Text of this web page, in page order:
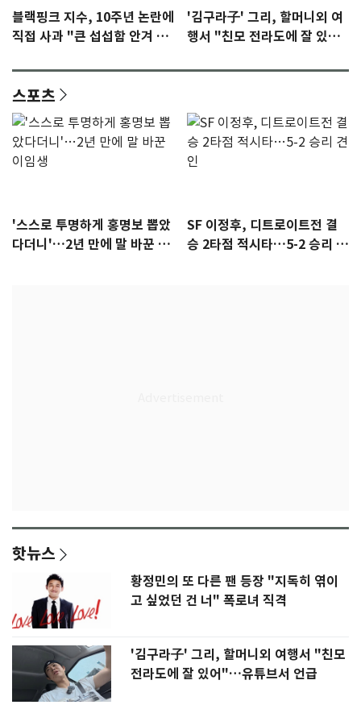
블랙핑크 지수, 10주년 논란에
직접 사과 "큰 섭섭함 안겨 미
'김구라子' 그리, 할머니외 여
행서 "친모 전라도에 잘 있
스포츠
'스스로 투명하게 홍명보 뽑았
다더니'…2년 만에 말 바꾼 이
SF 이정후, 디트로이트전 결
승 2타점 적시타…5-2 승리 견
핫뉴스
황정민의 또 다른 팬 등장 "지독히 엮이
고 싶었던 건 너" 폭로녀 직격
'김구라子' 그리, 할머니외 여행서 "친모
전라도에 잘 있어"…유튜브서 언급